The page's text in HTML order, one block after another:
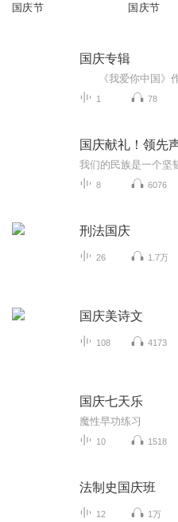
国庆节 国庆节
国庆专辑
1 78
国庆献礼！领先
8 6076
刑法国庆
26 1.7万
国庆美诗文
108 4173
国庆七天乐
魔性早功练习
10 1518
法制史国庆班
12 1万